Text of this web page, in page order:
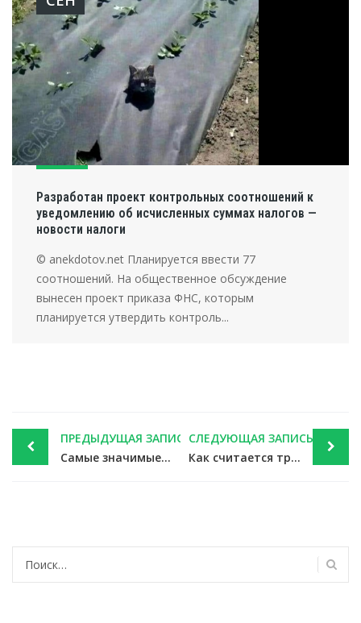
Разработан проект контрольных соотношений к
уведомлению об исчисленных суммах налогов —
новости налоги
© anekdotov.net Планируется ввести 77
соотношений. На общественное обсуждение
вынесен проект приказа ФНС, которым
планируется утвердить контроль...
Post
navigation
ПРЕДЫДУЩАЯ ЗАПИСЬ
Самые значимые новости недели 18 — 22 марта 2019 года — новости налоги
СЛЕДУЮЩАЯ ЗАПИСЬ
Как считается транспортный налог, если бензин и газ дают разную мощность — новости налоги